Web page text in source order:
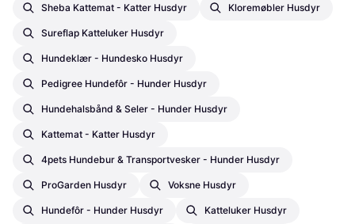
Sheba Kattemat - Katter Husdyr Kloremøbler Husdyr
Sureflap Katteluker Husdyr
Hundeklær - Hundesko Husdyr
Pedigree Hundefôr - Hunder Husdyr
Hundehalsbånd & Seler - Hunder Husdyr
Kattemat - Katter Husdyr
4pets Hundebur & Transportvesker - Hunder Husdyr
ProGarden Husdyr Voksne Husdyr
Hundefôr - Hunder Husdyr Katteluker Husdyr